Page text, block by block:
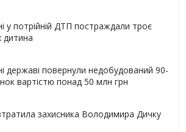
у потрійній ДТП постраждали троє
дитина
державі повернули недобудований 90-
вартістю понад 50 млн грн
захисника Володимира Дичку